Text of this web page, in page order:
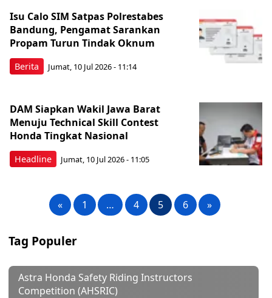
Berita
Isu Calo SIM Satpas Polrestabes
Bandung, Pengamat Sarankan
Propam Turun Tindak Oknum
Jumat, 10 Jul 2026 - 11:14
Headline
DAM Siapkan Wakil Jawa Barat
Menuju Technical Skill Contest
Honda Tingkat Nasional
Jumat, 10 Jul 2026 - 11:05
« 1 … 4 5 6 »
Tag Populer
Astra Honda Safety Riding Instructors
Competition (AHSRIC)